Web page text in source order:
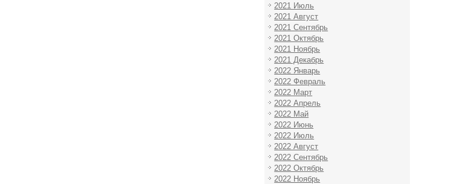
2021 Июль
2021 Август
2021 Сентябрь
2021 Октябрь
2021 Ноябрь
2021 Декабрь
2022 Январь
2022 Февраль
2022 Март
2022 Апрель
2022 Май
2022 Июнь
2022 Июль
2022 Август
2022 Сентябрь
2022 Октябрь
2022 Ноябрь